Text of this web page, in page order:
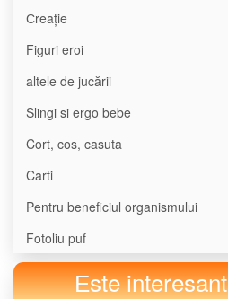
Сreație
Figuri eroi
altele de jucării
Slingi si ergo bebe
Cort, cos, casuta
Carti
Pentru beneficiul organismului
Fotoliu puf
Еste interesant